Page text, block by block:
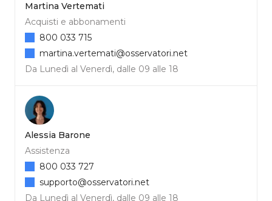
Martina Vertemati
Acquisti e abbonamenti
Da Lunedì al Venerdì, dalle 09 alle 18
800 033 715
martina.vertemati@osservatori.net
Alessia Barone
Assistenza
Da Lunedì al Venerdì, dalle 09 alle 18
800 033 727
supporto@osservatori.net